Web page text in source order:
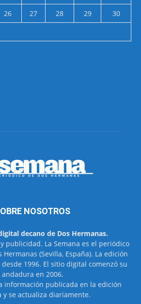
26 27 28 29
30
NOSOTROS
decano de Dos Hermanas.
publicidad. La Semana es el periódico
(Sevilla, España). La edición
1996. El sitio digital comenzó su
andadura en 2006.
información publicada en la edición
y se actualiza diariamente.